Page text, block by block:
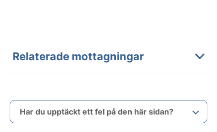
Relaterade mottagningar
Har du upptäckt ett fel på den här sidan?